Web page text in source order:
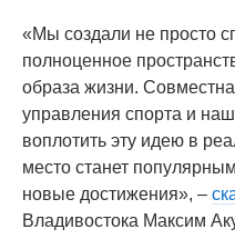
«Мы создали не просто
полноценное
образа жизни.
управления спорта и
воплотить эту идею в
место станет
новые достижения», –
Владивостока Максим